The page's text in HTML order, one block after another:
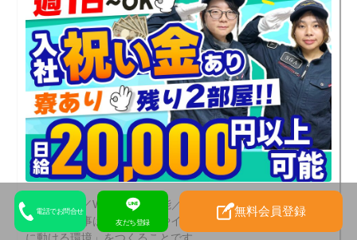
即面接可能／Web面接も可能／20代・30代活躍中！
私たちの仕事は、工事現場やイベント会場で「車も人も安全
に動ける環境」をつくることです。
電話でお問合せ
友だち登録
無料会員登録